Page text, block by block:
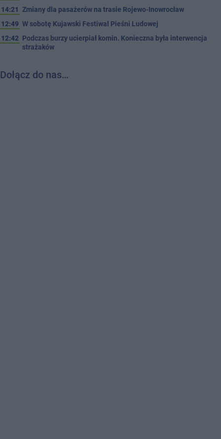
14:21 Zmiany dla pasażerów na trasie Rojewo-Inowrocław
12:49 W sobotę Kujawski Festiwal Pieśni Ludowej
12:42 Podczas burzy ucierpiał komin. Konieczna była interwencja
strażaków
Dołącz do nas…